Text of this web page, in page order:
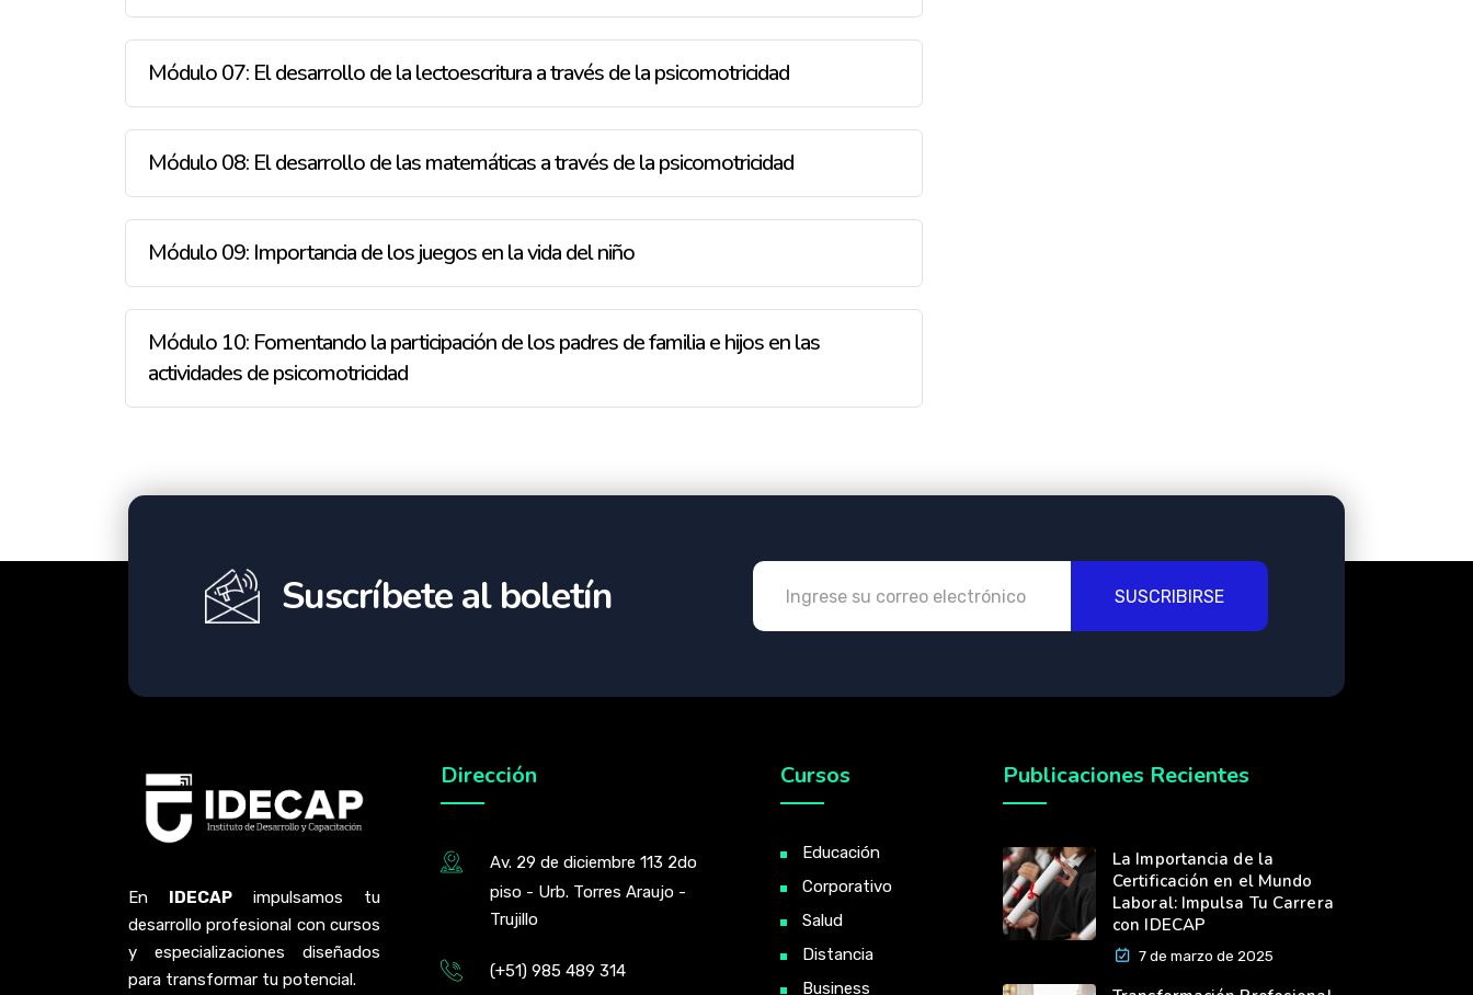
Módulo 07: El desarrollo de la lectoescritura a través de la psicomotricidad
Módulo 08: El desarrollo de las matemáticas a través de la psicomotricidad
Módulo 09: Importancia de los juegos en la vida del niño
Módulo 10: Fomentando la participación de los padres de familia e hijos en las
actividades de psicomotricidad
Suscríbete al boletín SUSCRIBIRSE
En IDECAP impulsamos tu
desarrollo profesional con cursos
y especializaciones diseñados
para transformar tu potencial.
Dirección
Av. 29 de diciembre 113 2do
piso - Urb. Torres Araujo -
Trujillo
(+51) 985 489 314
Cursos
Educación
Corporativo
Salud
Distancia
Business
Publicaciones Recientes
La Importancia de la
Certificación en el Mundo
Laboral: Impulsa Tu Carrera
con IDECAP
7 de marzo de 2025